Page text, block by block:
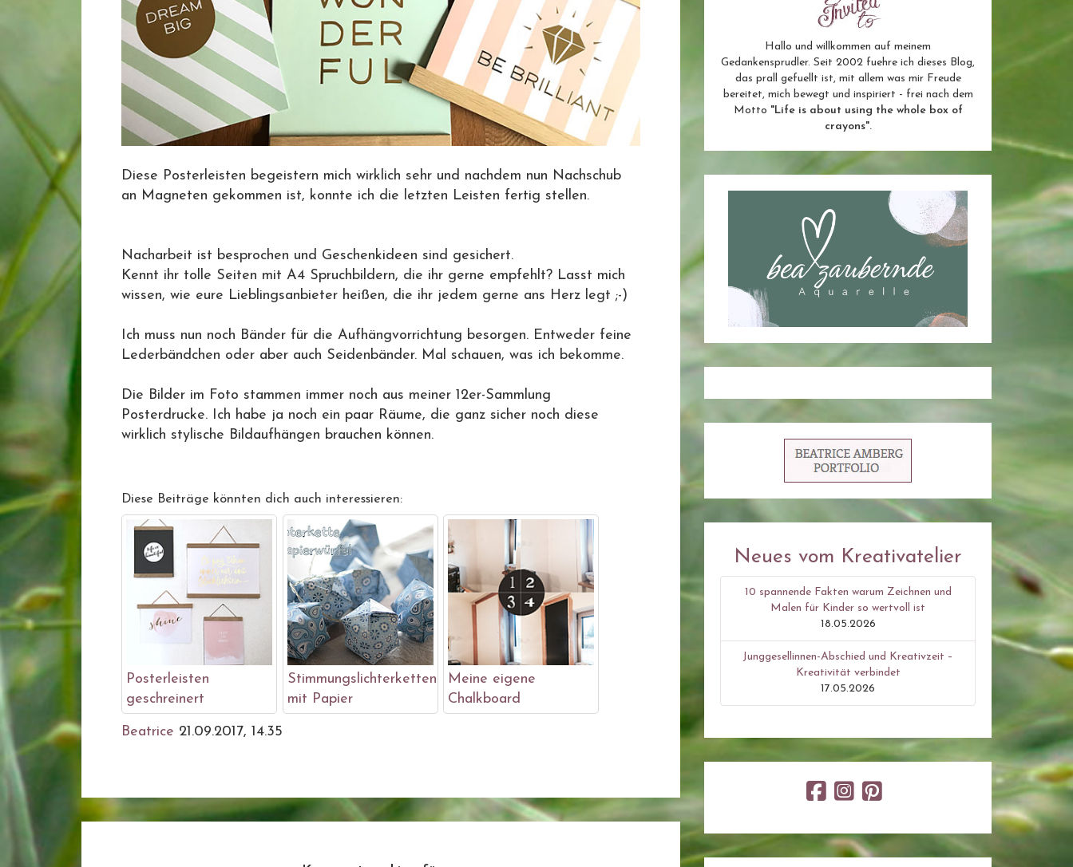
Diese Posterleisten begeistern mich wirklich sehr und nachdem nun Nachschub
an Magneten gekommen ist, konnte ich die letzten Leisten fertig stellen.
Nacharbeit ist besprochen und Geschenkideen sind gesichert.
Kennt ihr tolle Seiten mit A4 Spruchbildern, die ihr gerne empfehlt? Lasst mich
wissen, wie eure Lieblingsanbieter heißen, die ihr jedem gerne ans Herz legt ;-)
Ich muss nun noch Bänder für die Aufhängvorrichtung besorgen. Entweder feine
Lederbändchen oder aber auch Seidenbänder. Mal schauen, was ich bekomme.
Die Bilder im Foto stammen immer noch aus meiner 12er-Sammlung
Posterdrucke. Ich habe ja noch ein paar Räume, die ganz sicher noch diese
wirklich stylische Bildaufhängen brauchen können.
Diese Beiträge könnten dich auch interessieren:
Posterleisten
geschreinert
Stimmungslichterketten
mit Papier
Meine eigene
Chalkboard
Beatrice 21.09.2017, 14.35
Hallo und willkommen auf meinem
Gedankensprudler. Seit 2002 fuehre ich dieses Blog,
das prall gefuellt ist, mit allem was mir Freude
bereitet, mich bewegt und inspiriert - frei nach dem
Motto "Life is about using the whole box of
crayons".
Neues vom Kreativatelier
10 spannende Fakten warum Zeichnen und
Malen für Kinder so wertvoll ist
18.05.2026
Junggesellinnen-Abschied und Kreativzeit –
Kreativität verbindet
17.05.2026